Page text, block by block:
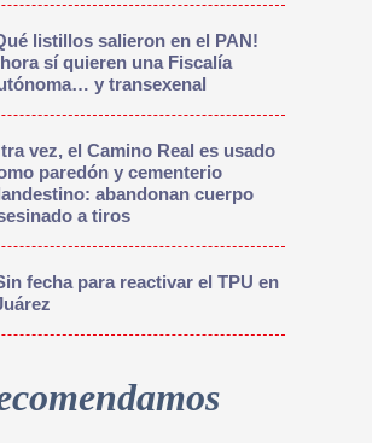
listillos salieron en el PAN!
sí quieren una Fiscalía
y transexenal
vez, el Camino Real es usado
paredón y cementerio
abandonan cuerpo
a tiros
fecha para reactivar el TPU en